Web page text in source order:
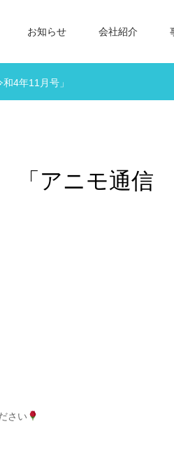
お知らせ 会社紹介
4年11月号」
「アニモ通信
さい